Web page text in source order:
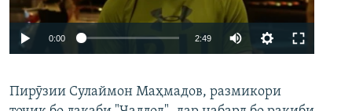
0:00 2:49
360p
Пирӯзии Сулаймон Маҳмадов, размикори